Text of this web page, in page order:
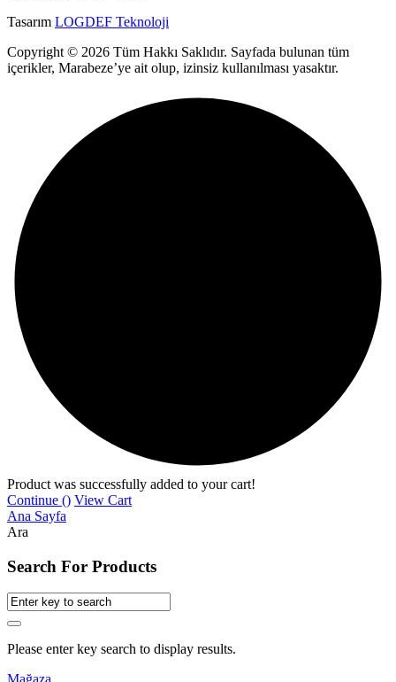
Tasarım LOGDEF Teknoloji
Copyright © 2026 Tüm Hakkı Saklıdır. Sayfada bulunan tüm
içerikler, Marabeze’ye ait olup, izinsiz kullanılması yasaktır.
Product was successfully added to your cart!
Continue () View Cart
Ana Sayfa
Ara
Search For Products
Please enter key search to display results.